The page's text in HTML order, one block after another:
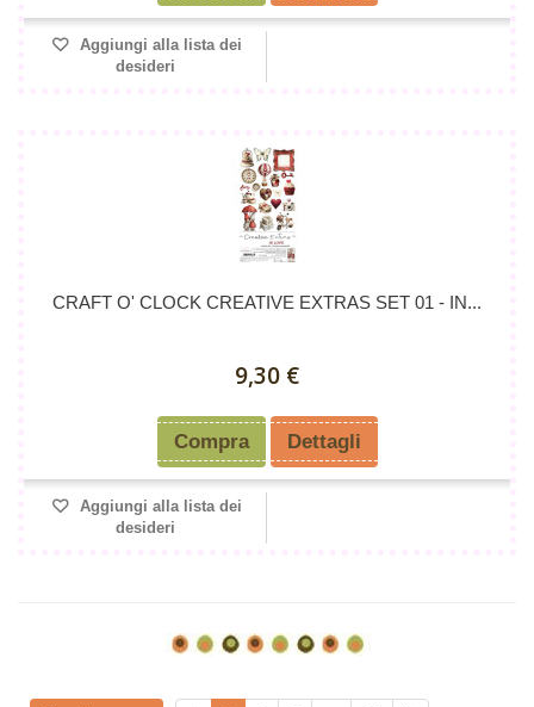
Aggiungi alla lista dei
desideri
CRAFT O' CLOCK CREATIVE EXTRAS SET 01 - IN...
9,30 €
Compra Dettagli
Aggiungi alla lista dei
desideri